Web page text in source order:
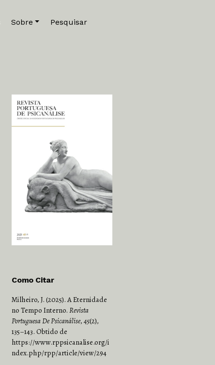
Sobre Pesquisar
Como Citar
Milheiro, J. (2025). A Eternidade
no Tempo Interno.Revista
Portuguesa De Psicanálise,45(2),
135–143. Obtido de
https://www.rppsicanalise.org/i
ndex.php/rpp/article/view/294